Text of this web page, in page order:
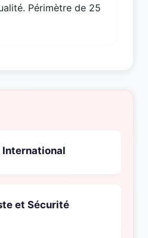
Périmètre de 25
International
et Sécurité